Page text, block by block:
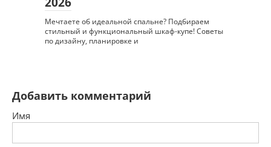
Мечтаете об идеальной спальне? Подбираем
стильный и функциональный шкаф-купе! Советы
по дизайну, планировке и
Добавить комментарий
Имя